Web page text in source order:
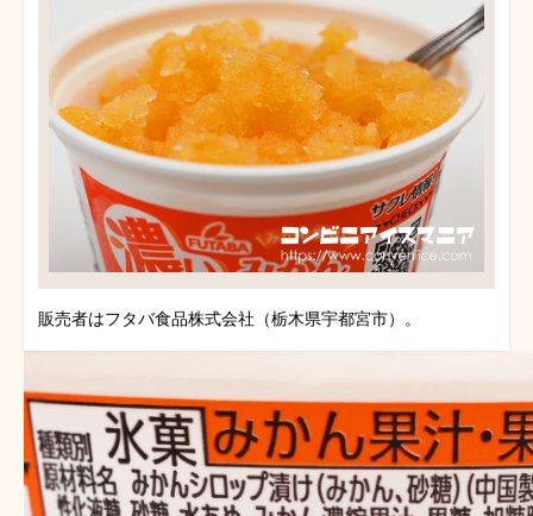
販売者はフタバ食品株式会社（栃木県宇都宮市）。